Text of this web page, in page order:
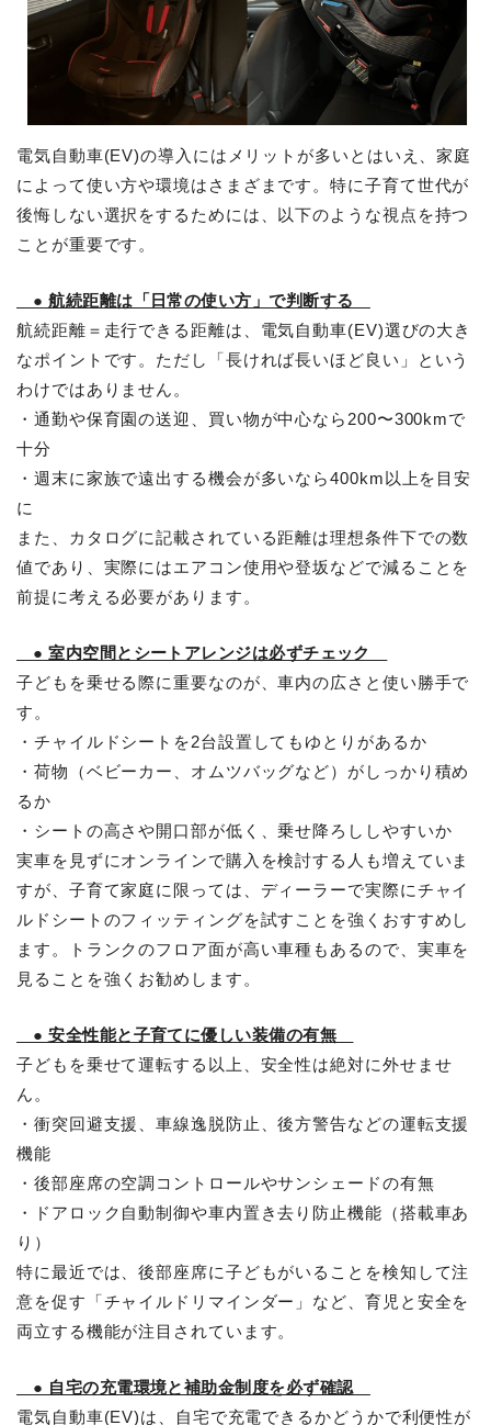
電気自動車(EV)の導入にはメリットが多いとはいえ、家庭
によって使い方や環境はさまざまです。特に子育て世代が
後悔しない選択をするためには、以下のような視点を持つ
ことが重要です。
● 航続距離は「日常の使い方」で判断する
航続距離＝走行できる距離は、電気自動車(EV)選びの大き
なポイントです。ただし「長ければ長いほど良い」という
わけではありません。
・通勤や保育園の送迎、買い物が中心なら200〜300kmで
十分
・週末に家族で遠出する機会が多いなら400km以上を目安
に
また、カタログに記載されている距離は理想条件下での数
値であり、実際にはエアコン使用や登坂などで減ることを
前提に考える必要があります。
● 室内空間とシートアレンジは必ずチェック
子どもを乗せる際に重要なのが、車内の広さと使い勝手で
す。
・チャイルドシートを2台設置してもゆとりがあるか
・荷物（ベビーカー、オムツバッグなど）がしっかり積め
るか
・シートの高さや開口部が低く、乗せ降ろししやすいか
実車を見ずにオンラインで購入を検討する人も増えていま
すが、子育て家庭に限っては、ディーラーで実際にチャイ
ルドシートのフィッティングを試すことを強くおすすめし
ます。トランクのフロア面が高い車種もあるので、実車を
見ることを強くお勧めします。
● 安全性能と子育てに優しい装備の有無
子どもを乗せて運転する以上、安全性は絶対に外せませ
ん。
・衝突回避支援、車線逸脱防止、後方警告などの運転支援
機能
・後部座席の空調コントロールやサンシェードの有無
・ドアロック自動制御や車内置き去り防止機能（搭載車あ
り）
特に最近では、後部座席に子どもがいることを検知して注
意を促す「チャイルドリマインダー」など、育児と安全を
両立する機能が注目されています。
● 自宅の充電環境と補助金制度を必ず確認
電気自動車(EV)は、自宅で充電できるかどうかで利便性が